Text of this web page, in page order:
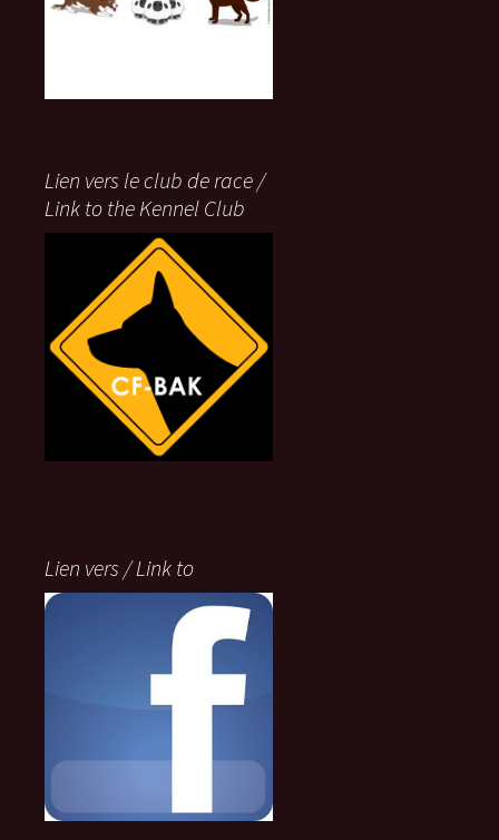
Lien vers le club de race /
Link to the Kennel Club
Lien vers / Link to